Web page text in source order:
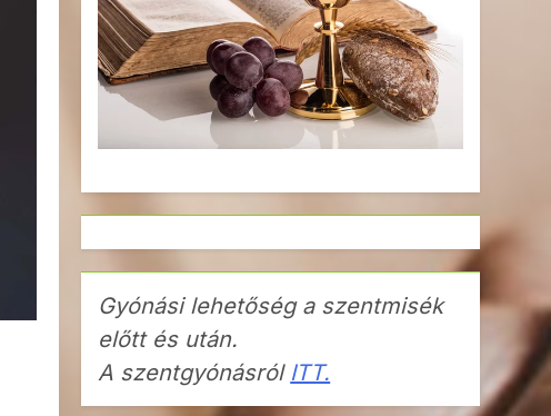
Gyónási lehetőség a szentmisék
előtt és után.
A szentgyónásról ITT.